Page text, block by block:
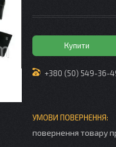
Купити
+380 (50) 549-36-
повернення товару